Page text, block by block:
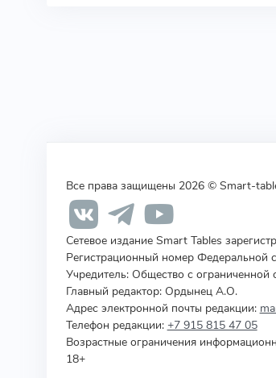
Все права защищены 2026 © Smart-
Сетевое издание Smart Tables
Регистрационный номер
Учредитель: Общество с ограниченной
Главный редактор: Ордынец А.О.
Адрес электронной почты редакции:
Телефон редакции: +7 915 815 47 05
Возрастные ограничения
18+